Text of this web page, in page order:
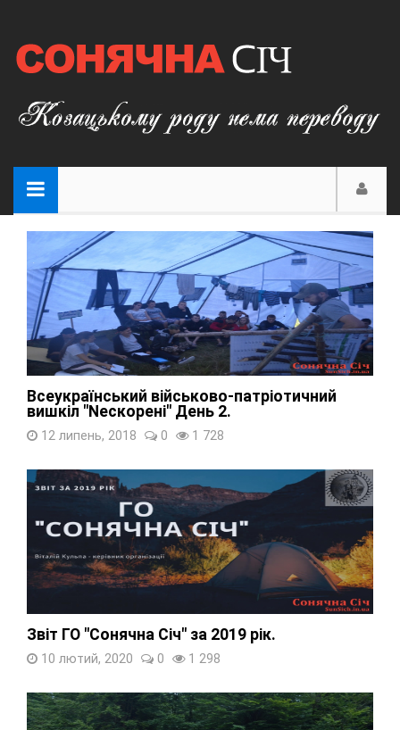
Всеукраїнський військово-патріотичний
вишкіл "Nескорені" День 2.
12 липень, 2018 0 1 728
Звіт ГО "Сонячна Січ" за 2019 рік.
10 лютий, 2020 0 1 298